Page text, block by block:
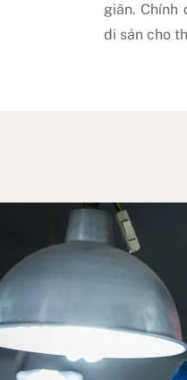
giãn.
di sản cho